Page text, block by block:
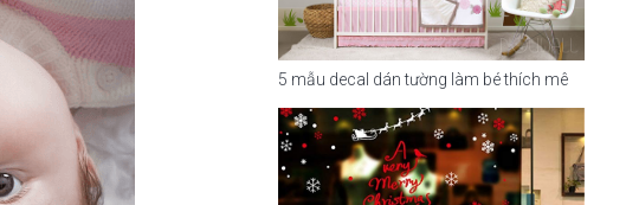
5 mẫu decal dán tường làm bé thích mê